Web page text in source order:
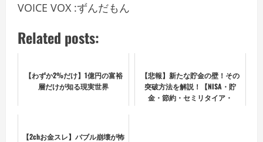
VOICE VOX :ずんだもん
Related posts:
【わずか2%だけ】1億円の富裕
層だけが知る現実世界
【悲報】新たな貯金の壁！その
突破方法を解説！【NISA・貯
金・節約・セミリタイア・
【2chお金スレ】バブル崩壊が怖